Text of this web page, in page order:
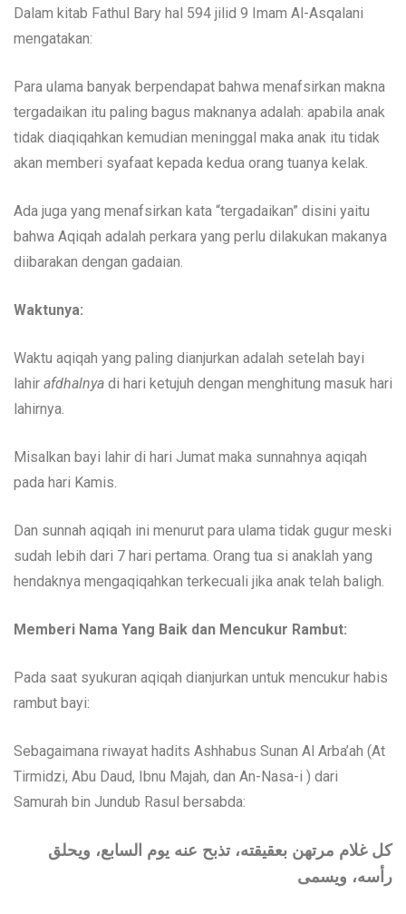
Dalam kitab Fathul Bary hal 594 jilid 9 Imam Al-Asqalani
mengatakan:
Para ulama banyak berpendapat bahwa menafsirkan makna
tergadaikan itu paling bagus maknanya adalah: apabila anak
tidak diaqiqahkan kemudian meninggal maka anak itu tidak
akan memberi syafaat kepada kedua orang tuanya kelak.
Ada juga yang menafsirkan kata “tergadaikan” disini yaitu
bahwa Aqiqah adalah perkara yang perlu dilakukan makanya
diibarakan dengan gadaian.
Waktunya:
Waktu aqiqah yang paling dianjurkan adalah setelah bayi
lahir afdhalnya di hari ketujuh dengan menghitung masuk hari
lahirnya.
Misalkan bayi lahir di hari Jumat maka sunnahnya aqiqah
pada hari Kamis.
Dan sunnah aqiqah ini menurut para ulama tidak gugur meski
sudah lebih dari 7 hari pertama. Orang tua si anaklah yang
hendaknya mengaqiqahkan terkecuali jika anak telah baligh.
Memberi Nama Yang Baik dan Mencukur Rambut:
Pada saat syukuran aqiqah dianjurkan untuk mencukur habis
rambut bayi:
Sebagaimana riwayat hadits Ashhabus Sunan Al Arba’ah (At
Tirmidzi, Abu Daud, Ibnu Majah, dan An-Nasa-i ) dari
Samurah bin Jundub Rasul bersabda:
ﻛﻞ ﻏﻼﻡ ﻣﺮﺗﻬﻦ ﺑﻌﻘﻴﻘﺘﻪ، ﺗﺬﺑﺢ ﻋﻨﻪ ﻳﻮﻡ اﻟﺴﺎﺑﻊ، ﻭﻳﺤﻠﻖ
ﺭﺃﺳﻪ، ﻭﻳﺴﻤﻰ